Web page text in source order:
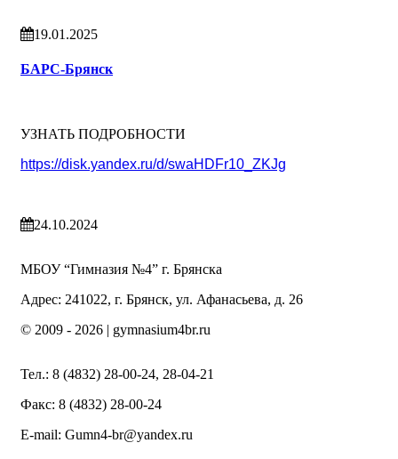
19.01.2025
БАРС-Брянск
УЗНАТЬ ПОДРОБНОСТИ
https://disk.yandex.ru/d/swaHDFr10_ZKJg
24.10.2024
МБОУ “Гимназия №4” г. Брянска
Адрес: 241022, г. Брянск, ул. Афанасьева, д. 26
© 2009 - 2026 | gymnasium4br.ru
Тел.: 8 (4832) 28-00-24, 28-04-21
Факс: 8 (4832) 28-00-24
E-mail: Gumn4-br@yandex.ru